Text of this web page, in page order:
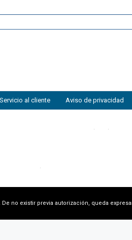
Servicio al cliente Aviso de privacidad
De no existir previa autorización, queda